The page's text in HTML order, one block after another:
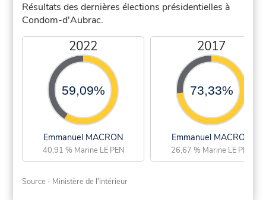
Résultats des dernières élections présidentielles à
Condom-d'Aubrac.
2022
59,09%
Emmanuel MACRON
40,91 % Marine LE PEN
2017
73,33%
Emmanuel MACRON
26,67 % Marine LE PEN
Source - Ministère de l'intérieur